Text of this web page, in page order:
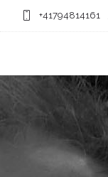
+41794814161